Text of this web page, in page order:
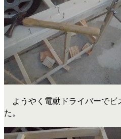
ようやく電動ドライバーでビ
た。